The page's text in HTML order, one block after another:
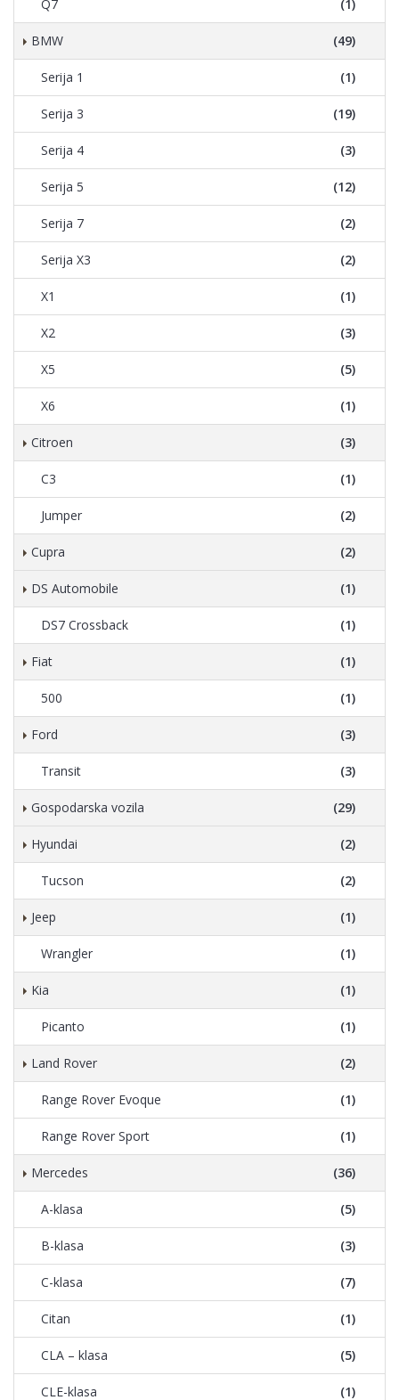
Q7 (1)
BMW (49)
Serija 1 (1)
Serija 3 (19)
Serija 4 (3)
Serija 5 (12)
Serija 7 (2)
Serija X3 (2)
X1 (1)
X2 (3)
X5 (5)
X6 (1)
Citroen (3)
C3 (1)
Jumper (2)
Cupra (2)
DS Automobile (1)
DS7 Crossback (1)
Fiat (1)
500 (1)
Ford (3)
Transit (3)
Gospodarska vozila (29)
Hyundai (2)
Tucson (2)
Jeep (1)
Wrangler (1)
Kia (1)
Picanto (1)
Land Rover (2)
Range Rover Evoque (1)
Range Rover Sport (1)
Mercedes (36)
A-klasa (5)
B-klasa (3)
C-klasa (7)
Citan (1)
CLA – klasa (5)
CLE-klasa (1)